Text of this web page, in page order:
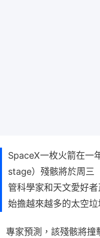
SpaceX一枚火箭在一
stage）殘骸將於周三
管科學家和天文愛好
始擔越來越多的太空垃
專家預測，該殘骸將撞